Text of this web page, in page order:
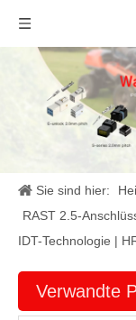
Sie sind hier:
RAST 2.5-
IDT-Technologie |
Verwandte